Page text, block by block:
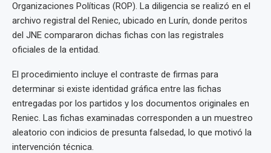
Organizaciones Políticas (ROP). La diligencia se realizó en el
archivo registral del Reniec, ubicado en Lurín, donde peritos
del JNE compararon dichas fichas con las registrales
oficiales de la entidad.
El procedimiento incluye el contraste de firmas para
determinar si existe identidad gráfica entre las fichas
entregadas por los partidos y los documentos originales en
Reniec. Las fichas examinadas corresponden a un muestreo
aleatorio con indicios de presunta falsedad, lo que motivó la
intervención técnica.